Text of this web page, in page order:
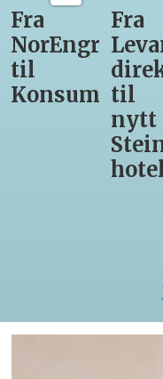
12
lærlinger
får
være
Servering
Fra
til